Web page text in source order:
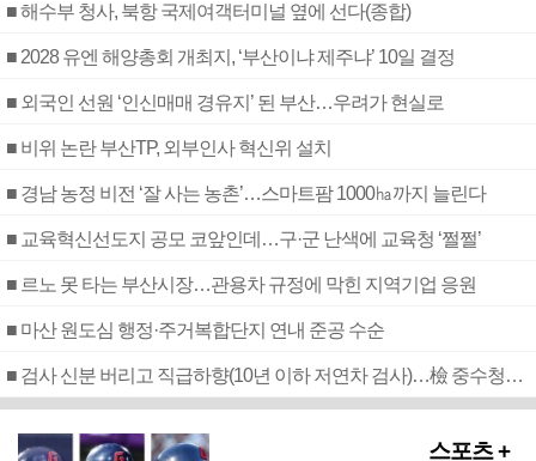
■ 해수부 청사, 북항 국제여객터미널 옆에 선다(종합)
■ 2028 유엔 해양총회 개최지, ‘부산이냐 제주냐’ 10일 결정
■ 외국인 선원 ‘인신매매 경유지’ 된 부산…우려가 현실로
■ 비위 논란 부산TP, 외부인사 혁신위 설치
■ 경남 농정 비전 ‘잘 사는 농촌’…스마트팜 1000㏊까지 늘린다
■ 교육혁신선도지 공모 코앞인데…구·군 난색에 교육청 ‘쩔쩔’
■ 르노 못 타는 부산시장…관용차 규정에 막힌 지역기업 응원
■ 마산 원도심 행정·주거복합단지 연내 준공 수순
■ 검사 신분 버리고 직급하향(10년 이하 저연차 검사)…檢 중수청행 기피
스포츠 +